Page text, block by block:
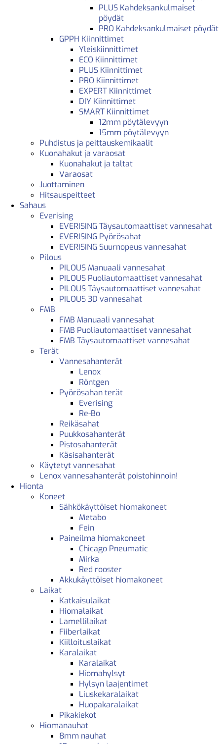
PLUS Kahdeksankulmaiset
pöydät
PRO Kahdeksankulmaiset pöydät
GPPH Kiinnittimet
Yleiskiinnittimet
ECO Kiinnittimet
PLUS Kiinnittimet
PRO Kiinnittimet
EXPERT Kiinnittimet
DIY Kiinnittimet
SMART Kiinnittimet
12mm pöytälevyyn
15mm pöytälevyyn
Puhdistus ja peittauskemikaalit
Kuonahakut ja varaosat
Kuonahakut ja taltat
Varaosat
Juottaminen
Hitsauspeitteet
Sahaus
Everising
EVERISING Täysautomaattiset vannesahat
EVERISING Pyörösahat
EVERISING Suurnopeus vannesahat
Pilous
PILOUS Manuaali vannesahat
PILOUS Puoliautomaattiset vannesahat
PILOUS Täysautomaattiset vannesahat
PILOUS 3D vannesahat
FMB
FMB Manuaali vannesahat
FMB Puoliautomaattiset vannesahat
FMB Täysautomaattiset vannesahat
Terät
Vannesahanterät
Lenox
Röntgen
Pyörösahan terät
Everising
Re-Bo
Reikäsahat
Puukkosahanterät
Pistosahanterät
Käsisahanterät
Käytetyt vannesahat
Lenox vannesahanterät poistohinnoin!
Hionta
Koneet
Sähkökäyttöiset hiomakoneet
Metabo
Fein
Paineilma hiomakoneet
Chicago Pneumatic
Mirka
Red rooster
Akkukäyttöiset hiomakoneet
Laikat
Katkaisulaikat
Hiomalaikat
Lamellilaikat
Fiiberlaikat
Kiilloituslaikat
Karalaikat
Karalaikat
Hiomahylsyt
Hylsyn laajentimet
Liuskekaralaikat
Huopakaralaikat
Pikakiekot
Hiomanauhat
8mm nauhat